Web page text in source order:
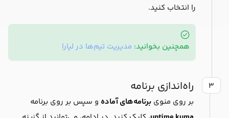
را انتخاب کنید.
همچنین بخوانید: مدیریت تیم‌ها در لیارا
۳ راه‌اندازی برنامه
بر روی منوی برنامه‌های آماده و سپس بر روی برنامه